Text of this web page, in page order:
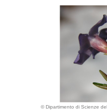
© Dipartimento di Scienze